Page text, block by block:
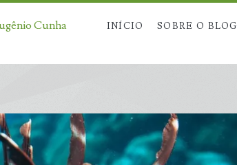
Cunha INÍCIO SOBRE O BLOG